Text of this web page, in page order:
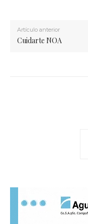
Artículo anterior
Cuidarte NOA